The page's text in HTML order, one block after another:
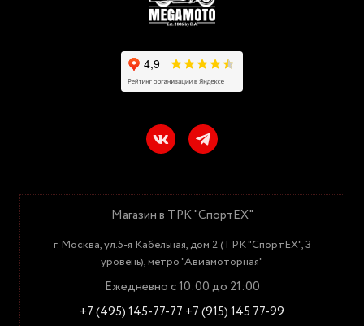
Магазин в ТРК "СпортЕХ"
г. Москва, ул.5-я Кабельная, дом 2 (ТРК "СпортЕХ", 3
уровень), метро "Авиамоторная"
Ежедневно с 10:00 до 21:00
+7 (495) 145-77-77 +7 (915) 145 77-99